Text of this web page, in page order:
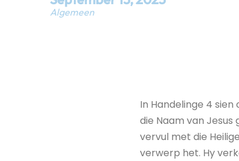
Algemeen
In Handelinge 4
die Naam van
vervul met die
verwerp het. Hy